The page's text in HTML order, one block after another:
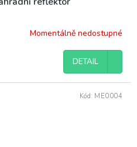
Momentálně nedostupné
DETAIL
Kód: ME0004